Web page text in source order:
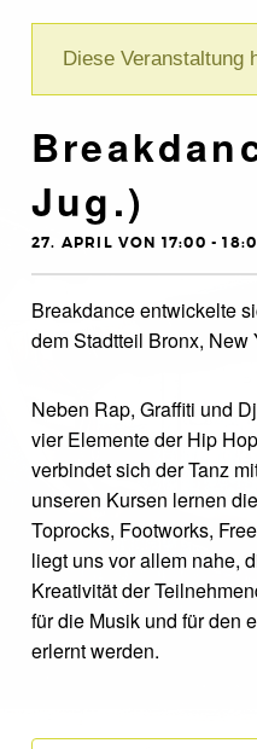
Diese Veranstaltung
Jug.)
27. APRIL VON 17:00 -
Breakdance entwickelte
dem Stadtteil Bronx, New
Neben Rap, Graffiti und
vier Elemente der Hip
verbindet sich der Tanz
unseren Kursen lernen
Toprocks, Footworks,
liegt uns vor allem nahe,
Kreativität der
für die Musik und für den
erlernt werden.